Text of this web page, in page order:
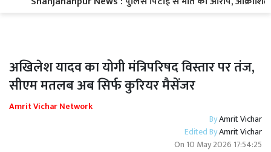
अखिलेश यादव का योगी मंत्रिपरिषद विस्तार पर तंज,
सीएम मतलब अब सिर्फ कुरियर मैसेंजर
Amrit Vichar Network
ByAmrit Vichar
Edited ByAmrit Vichar
On 10 May 2026 17:54:25